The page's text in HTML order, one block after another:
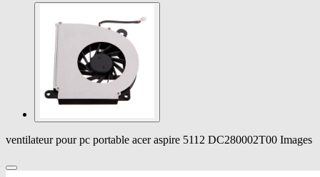
ventilateur pour pc portable acer aspire 5112 DC280002T00 Images